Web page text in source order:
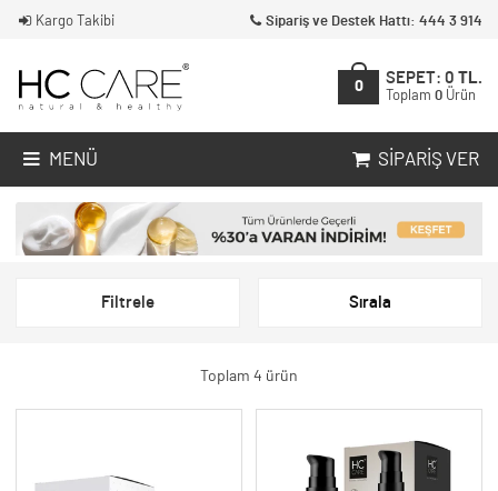
Kargo Takibi Sipariş ve Destek Hattı: 444 3 914
0
SEPET: 0 TL.
Toplam 0 Ürün
MENÜ SIPARIŞ VER
Filtrele Sırala
Toplam 4 ürün